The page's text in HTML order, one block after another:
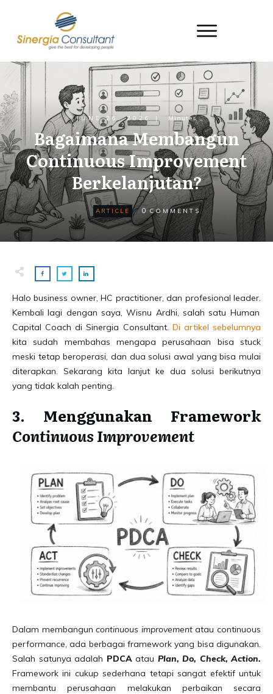
JUNE 26, 2026 | Minutes
Bagaimana Membangun
Continuous Improvement
Berkelanjutan?
ARTICLE 0 COMMENTS
Halo business owner, HC practitioner, dan profesional leader.
Kembali lagi dengan saya, Wisnu Ardhi, salah satu Human
Capital Coach di Sinergia Consultant. Di artikel sebelumnya
kita sudah membahas mengapa perusahaan bisa stuck
meski tetap beroperasi, dan dua solusi awal yang bisa mulai
diterapkan. Sekarang kita lanjut ke dua solusi berikutnya
yang tidak kalah penting.
3. Menggunakan Framework
Continuous Improvement
Dalam membanguncontinuous improvementatau continuous
performance, ada berbagai framework yang bisa digunakan.
Salah satunya adalah PDCAatau Plan, Do, Check, Action.
Framework ini cukup sederhana tetapi sangat efektif untuk
membantu perusahaan melakukan perbaikan secara